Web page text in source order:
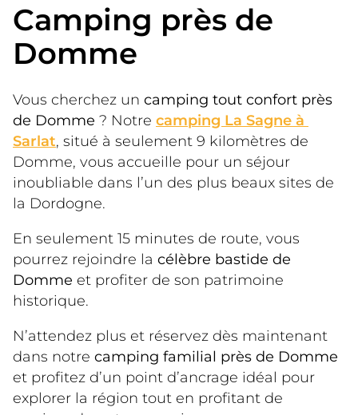
Camping près de
Domme
Vous cherchez un camping tout confort près
de Domme ? Notre camping La Sagne à
Sarlat, situé à seulement 9 kilomètres de
Domme, vous accueille pour un séjour
inoubliable dans l’un des plus beaux sites de
la Dordogne.
En seulement 15 minutes de route, vous
pourrez rejoindre la célèbre bastide de
Domme et profiter de son patrimoine
historique.
N’attendez plus et réservez dès maintenant
dans notre camping familial près de Domme
et profitez d’un point d’ancrage idéal pour
explorer la région tout en profitant de